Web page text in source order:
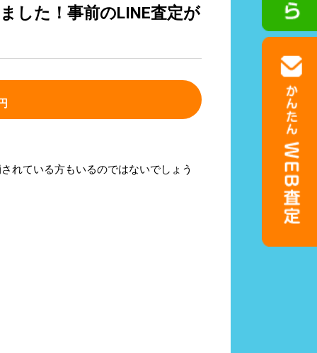
した！事前のLINE査定が
れている方もいるのではないでしょう